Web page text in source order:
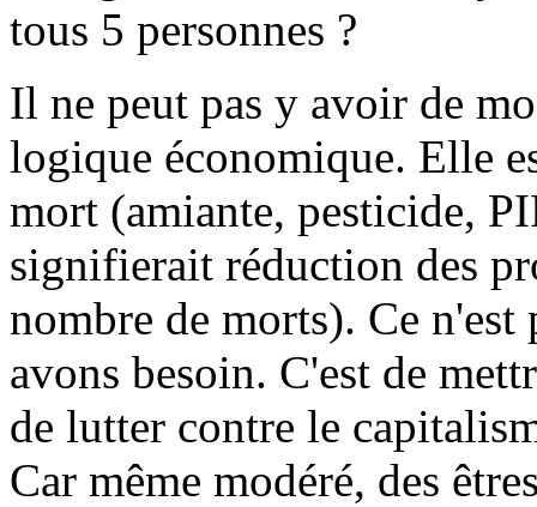
tous 5 personnes ?
Il ne peut pas y avoir de
logique économique. Elle
mort (amiante, pesticide,
signifierait réduction des
nombre de morts). Ce
avons besoin. C'est de
de lutter contre le
Car même modéré, des